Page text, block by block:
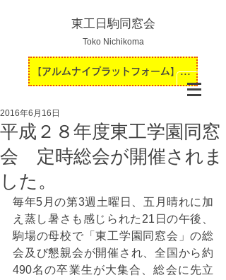
東工日駒同窓会
Toko Nichikoma
【アルムナイプラットフォーム】運用開始のお知らせ
平成２８年度東工学園同窓
会 定時総会が開催されま
した。
2016年6月16日
毎年5月の第3週土曜日、五月晴れに加
え蒸し暑さも感じられた21日の午後、
駒場の母校で「東工学園同窓会」の総
会及び懇親会が開催され、全国から約
490名の卒業生が大集合、総会に先立